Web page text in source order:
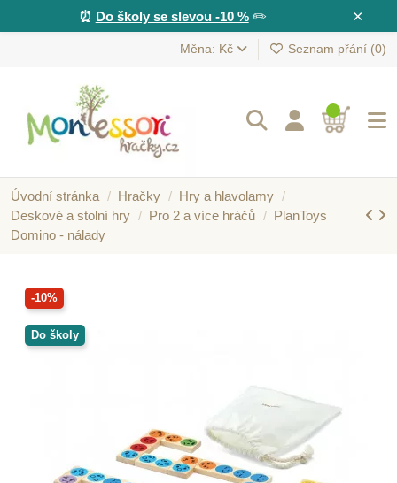
×
⏰ Do školy se slevou -10 %✏️
Měna: Kč Seznam přání (0)
Úvodní stránka Hračky
Hry a hlavolamy
Deskové a stolní hry
Pro 2 a více hráčů
PlanToys
Domino - nálady
-10%
Do školy